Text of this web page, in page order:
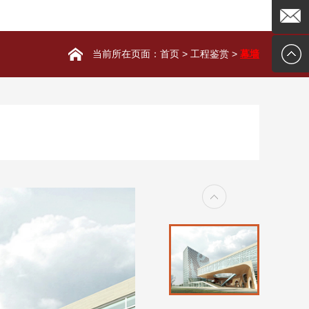
当前所在页面： 首页 > 工程鉴赏 > 幕墙
755-
在线客
企业邮